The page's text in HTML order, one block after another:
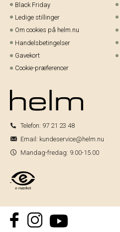
Black Friday
Ledige stillinger
Om cookies på helm.nu
Handelsbetingelser
Gavekort
Cookie-præferencer
Telefon: 97 21 23 48
Email: kundeservice@helm.nu
Mandag-fredag: 9.00-15.00